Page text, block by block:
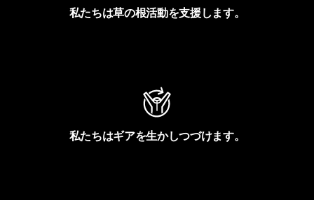
私たちは草の根活動を支援します。
私たちはギアを生かしつづけます。